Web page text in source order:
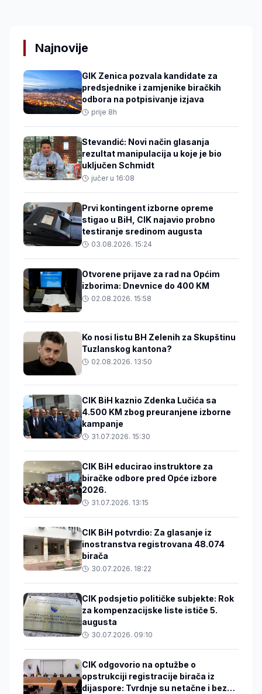
Najnovije
GIK Zenica pozvala kandidate za
predsjednike i zamjenike biračkih
odbora na potpisivanje izjava
prije 8h
Stevandić: Novi način glasanja
rezultat manipulacija u koje je bio
uključen Schmidt
jučer u 16:08
Prvi kontingent izborne opreme
stigao u BiH, CIK najavio probno
testiranje sredinom augusta
03.08.2026. 15:24
Otvorene prijave za rad na Općim
izborima: Dnevnice do 400 KM
02.08.2026. 15:58
Ko nosi listu BH Zelenih za Skupštinu
Tuzlanskog kantona?
02.08.2026. 13:50
CIK BiH kaznio Zdenka Lučića sa
4.500 KM zbog preuranjene izborne
kampanje
31.07.2026. 15:30
CIK BiH educirao instruktore za
biračke odbore pred Opće izbore
2026.
31.07.2026. 13:15
CIK BiH potvrdio: Za glasanje iz
inostranstva registrovana 48.074
birača
30.07.2026. 18:22
CIK podsjetio političke subjekte: Rok
za kompenzacijske liste ističe 5.
augusta
30.07.2026. 09:10
CIK odgovorio na optužbe o
opstrukciji registracije birača iz
dijaspore: Tvrdnje su netačne i bez